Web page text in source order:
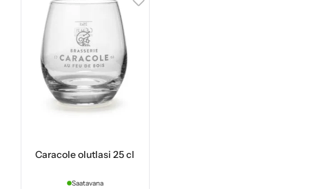
Caracole olutlasi 25 cl
Saatavana